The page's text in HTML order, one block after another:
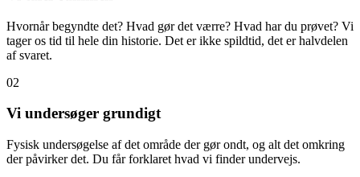
Hvornår begyndte det? Hvad gør det værre? Hvad har du prøvet? Vi
tager os tid til hele din historie. Det er ikke spildtid, det er halvdelen
af svaret.
02
Vi undersøger grundigt
Fysisk undersøgelse af det område der gør ondt, og alt det omkring
der påvirker det. Du får forklaret hvad vi finder undervejs.